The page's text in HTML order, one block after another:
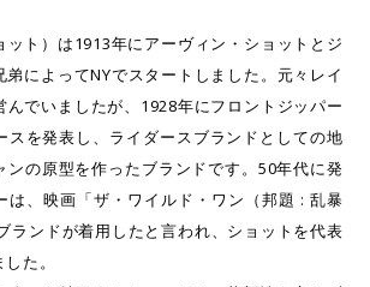
ット）は1913年にアーヴィン・ショットとジ
弟によってNYでスタートしました。元々レイ
んでいましたが、1928年にフロントジッパー
スを発表し、ライダースブランドとしての地
ンの原型を作ったブランドです。50年代に発
は、映画「ザ・ワイルド・ワン（邦題 : 乱暴
ランドが着用したと言われ、ショットを代表
た。